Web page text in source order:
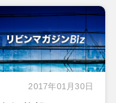
2017年01月30日